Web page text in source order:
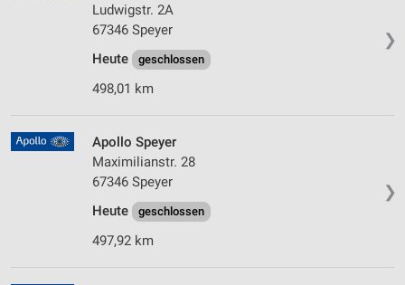
❯
Ludwigstr. 2A
67346 Speyer
Heute
geschlossen
498,01 km
❯
Apollo Speyer
Maximilianstr. 28
67346 Speyer
Heute
geschlossen
497,92 km